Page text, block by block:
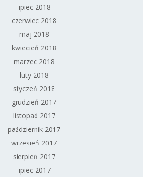
lipiec 2018
czerwiec 2018
maj 2018
kwiecień 2018
marzec 2018
luty 2018
styczeń 2018
grudzień 2017
listopad 2017
październik 2017
wrzesień 2017
sierpień 2017
lipiec 2017